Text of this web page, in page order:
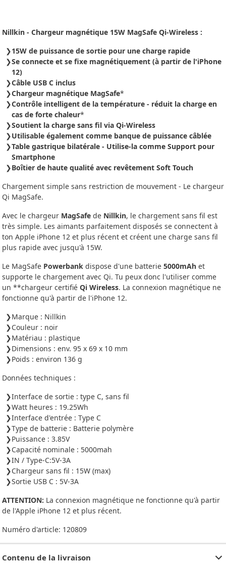
Nillkin - Chargeur magnétique 15W MagSafe Qi-Wireless :
15W de puissance de sortie pour une charge rapide
Se connecte et se fixe magnétiquement (à partir de l'iPhone
12)
Câble USB C inclus
Chargeur magnétique MagSafe*
Contrôle intelligent de la température - réduit la charge en
cas de forte chaleur*
Soutient la charge sans fil via Qi-Wireless
Utilisable également comme banque de puissance câblée
Table gastrique bilatérale - Utilise-la comme Support pour
Smartphone
Boîtier de haute qualité avec revêtement Soft Touch
Chargement simple sans restriction de mouvement - Le chargeur
Qi MagSafe.
Avec le chargeur MagSafe de Nillkin, le chargement sans fil est
très simple. Les aimants parfaitement disposés se connectent à
ton Apple iPhone 12 et plus récent et créent une charge sans fil
plus rapide avec jusqu'à 15W.
Le MagSafe Powerbank dispose d'une batterie 5000mAh et
supporte le chargement avec Qi. Tu peux donc l'utiliser comme
un **chargeur certifié Qi Wireless. La connexion magnétique ne
fonctionne qu'à partir de l'iPhone 12.
Marque : Nillkin
Couleur : noir
Matériau : plastique
Dimensions : env. 95 x 69 x 10 mm
Poids : environ 136 g
Données techniques :
Interface de sortie : type C, sans fil
Watt heures : 19.25Wh
Interface d'entrée : Type C
Type de batterie : Batterie polymère
Puissance : 3.85V
Capacité nominale : 5000mah
IN / Type-C:5V-3A
Chargeur sans fil : 15W (max)
Sortie USB C : 5V-3A
ATTENTION: La connexion magnétique ne fonctionne qu'à partir
de l'Apple iPhone 12 et plus récent.
Numéro d'article: 120809
Contenu de la livraison